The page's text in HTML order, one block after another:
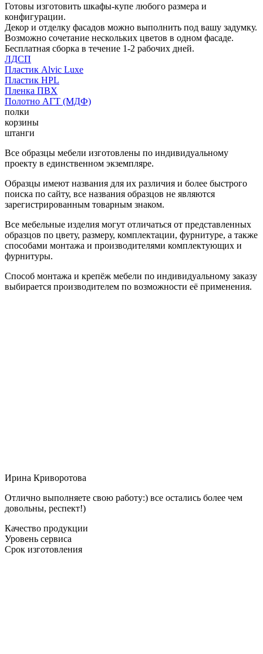
Готовы изготовить шкафы-купе любого размера и
конфигурации.
Декор и отделку фасадов можно выполнить под вашу задумку.
Возможно сочетание нескольких цветов в одном фасаде.
Бесплатная сборка в течение 1-2 рабочих дней.
ЛДСП
Пластик Alvic Luxe
Пластик HPL
Пленка ПВХ
Полотно АГТ (МДФ)
полки
корзины
штанги
Все образцы мебели изготовлены по индивидуальному
проекту в единственном экземпляре.
Образцы имеют названия для их различия и более быстрого
поиска по сайту, все названия образцов не являются
зарегистрированным товарным знаком.
Все мебельные изделия могут отличаться от представленных
образцов по цвету, размеру, комплектации, фурнитуре, а также
способами монтажа и производителями комплектующих и
фурнитуры.
Способ монтажа и крепёж мебели по индивидуальному заказу
выбирается производителем по возможности её применения.
Ирина Криворотова
Отлично выполняете свою работу:) все остались более чем
довольны, респект!)
Качество продукции
Уровень сервиса
Срок изготовления